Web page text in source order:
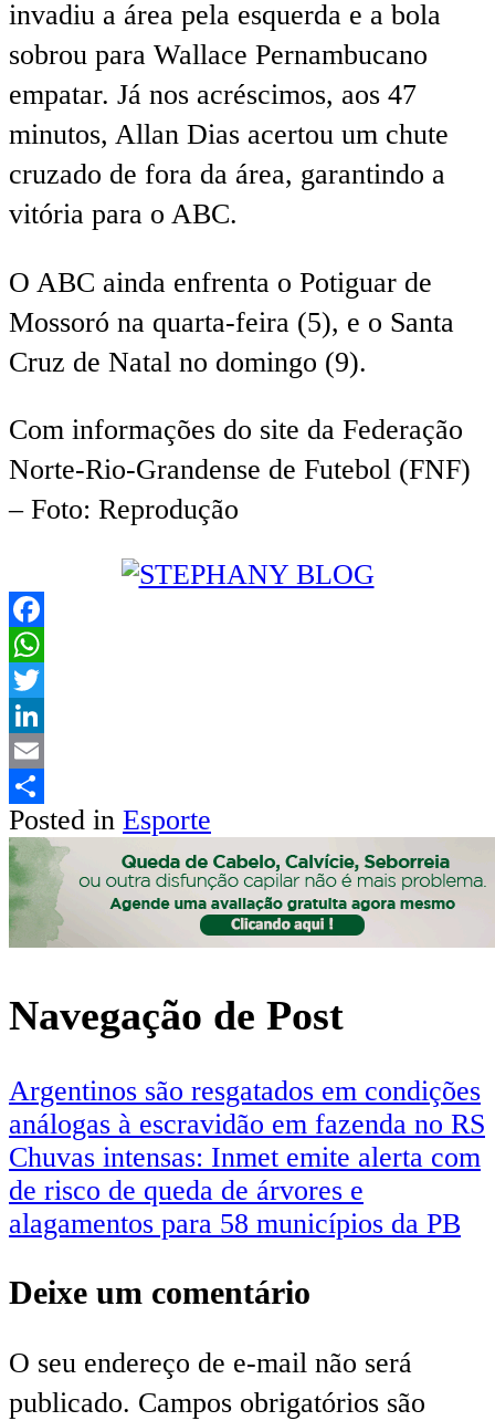
invadiu a área pela esquerda e a bola
sobrou para Wallace Pernambucano
empatar. Já nos acréscimos, aos 47
minutos, Allan Dias acertou um chute
cruzado de fora da área, garantindo a
vitória para o ABC.
O ABC ainda enfrenta o Potiguar de
Mossoró na quarta-feira (5), e o Santa
Cruz de Natal no domingo (9).
Com informações do site da Federação
Norte-Rio-Grandense de Futebol (FNF)
– Foto: Reprodução
Facebook
WhatsApp
Twitter
LinkedIn
Email
Share
Posted in Esporte
Navegação de Post
Argentinos são resgatados em condições
análogas à escravidão em fazenda no RS
Chuvas intensas: Inmet emite alerta com
de risco de queda de árvores e
alagamentos para 58 municípios da PB
Deixe um comentário
O seu endereço de e-mail não será
publicado. Campos obrigatórios são